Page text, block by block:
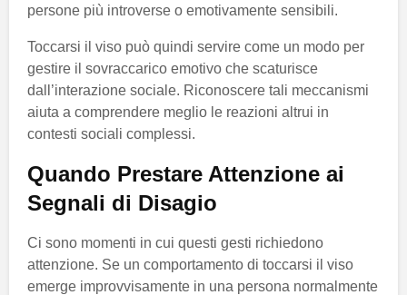
persone più introverse o emotivamente sensibili.
Toccarsi il viso può quindi servire come un modo per
gestire il sovraccarico emotivo che scaturisce
dall’interazione sociale. Riconoscere tali meccanismi
aiuta a comprendere meglio le reazioni altrui in
contesti sociali complessi.
Quando Prestare Attenzione ai
Segnali di Disagio
Ci sono momenti in cui questi gesti richiedono
attenzione. Se un comportamento di toccarsi il viso
emerge improvvisamente in una persona normalmente